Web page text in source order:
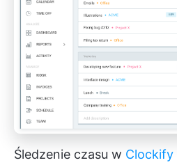
Śledzenie czasu w Clockify